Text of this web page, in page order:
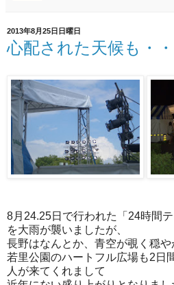
2013年8月25日日曜日
心配された天候も・・
8月24.25日で行われた「24時間
を大雨が襲いましたが、
長野はなんとか、青空が覗く穏や
若里公園のハートフル広場も2日
人が来てくれまして